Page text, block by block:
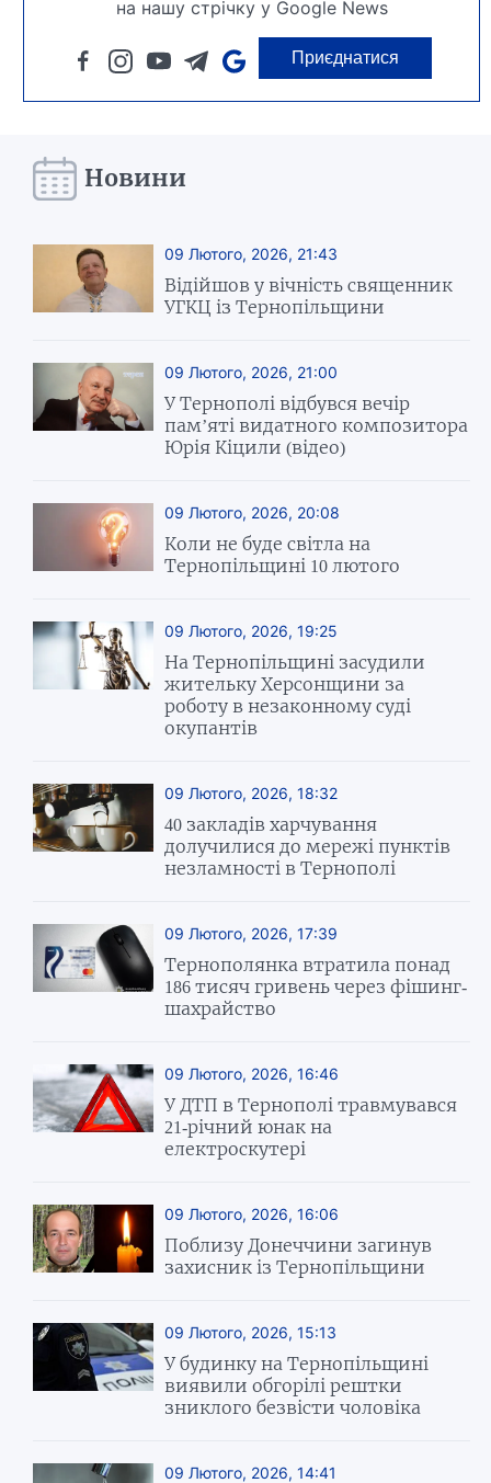
на нашу стрічку у Google News
Приєднатися
Новини
09 Лютого, 2026, 21:43
Відійшов у вічність священник
УГКЦ із Тернопільщини
09 Лютого, 2026, 21:00
У Тернополі відбувся вечір
пам’яті видатного композитора
Юрія Кіцили (відео)
09 Лютого, 2026, 20:08
Коли не буде світла на
Тернопільщині 10 лютого
09 Лютого, 2026, 19:25
На Тернопільщині засудили
жительку Херсонщини за
роботу в незаконному суді
окупантів
09 Лютого, 2026, 18:32
40 закладів харчування
долучилися до мережі пунктів
незламності в Тернополі
09 Лютого, 2026, 17:39
Тернополянка втратила понад
186 тисяч гривень через фішинг-
шахрайство
09 Лютого, 2026, 16:46
У ДТП в Тернополі травмувався
21-річний юнак на
електроскутері
09 Лютого, 2026, 16:06
Поблизу Донеччини загинув
захисник із Тернопільщини
09 Лютого, 2026, 15:13
У будинку на Тернопільщині
виявили обгорілі рештки
зниклого безвісти чоловіка
09 Лютого, 2026, 14:41